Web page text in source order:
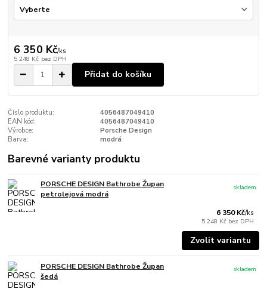
6 350 Kč/ks
5 248 Kč bez DPH
Přidat do košíku
Číslo produktu:
4056487049410
EAN kód:
4056487049410
Výrobce:
Porsche Design
Barva:
modrá
Barevné varianty produktu
PORSCHE DESIGN Bathrobe Župan
petrolejová modrá
6 350 Kč/ks
5 248 Kč bez DPH
skladem
Zvolit variantu
PORSCHE DESIGN Bathrobe Župan
šedá
skladem